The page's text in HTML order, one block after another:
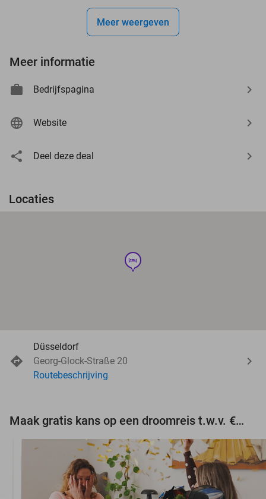
Meer weergeven
Meer informatie
Bedrijfspagina
Website
Deel deze deal
Locaties
hotel
Düsseldorf
Georg-Glock-Straße 20
Routebeschrijving
Maak gratis kans op een droomreis t.w.v. €3.000!